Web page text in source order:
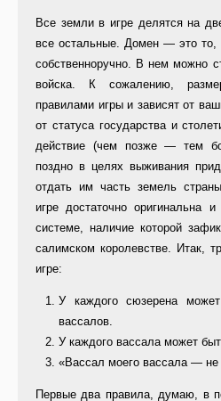
Все земли в игре делятся на
все остальные. Домен — это то,
собственноручно. В нем можно
войска. К сожалению,
правилами игры и зависят от
от статуса государства и
дейст­вие (чем позже — тем
поздно в целях вы­живания
отдать им часть земель
игре доста­точно оригинальна
системе, наличие кото­рой
салимском королевстве. Итак,
игре:
У каждого сюзерена
вассалов.
У каждого вассала может
«Вассал моего вассала — не
Первые два правила, думаю, в